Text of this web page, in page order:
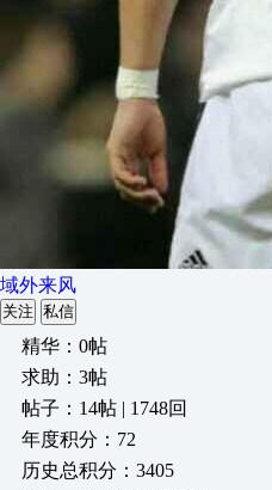
域外来风
关注 私信
精华：0帖
求助：3帖
帖子：14帖 | 1748回
年度积分：72
历史总积分：3405